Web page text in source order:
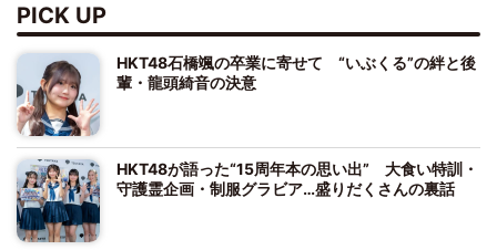
PICK UP
HKT48石橋颯の卒業に寄せて “いぶくる”の絆と後
輩・龍頭綺音の決意
HKT48が語った“15周年本の思い出” 大食い特訓・
守護霊企画・制服グラビア…盛りだくさんの裏話